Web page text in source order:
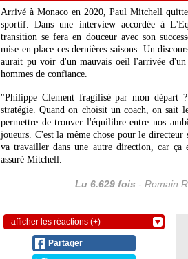
Arrivé à Monaco en 2020, Paul Mitchell
sportif. Dans une interview accordée à
transition se fera en douceur avec son
mise en place ces dernières saisons. Un
aurait pu voir d'un mauvais oeil l'arrivée d'un
hommes de confiance.
"Philippe Clement fragilisé par mon départ
stratégie. Quand on choisit un coach, on
permettre de trouver l'équilibre entre nos
joueurs. C'est la même chose pour le
va travailler dans une autre direction, car
assuré Mitchell.
Lu 6.629 fois - Romain
afficher les réactions (+)
Partager